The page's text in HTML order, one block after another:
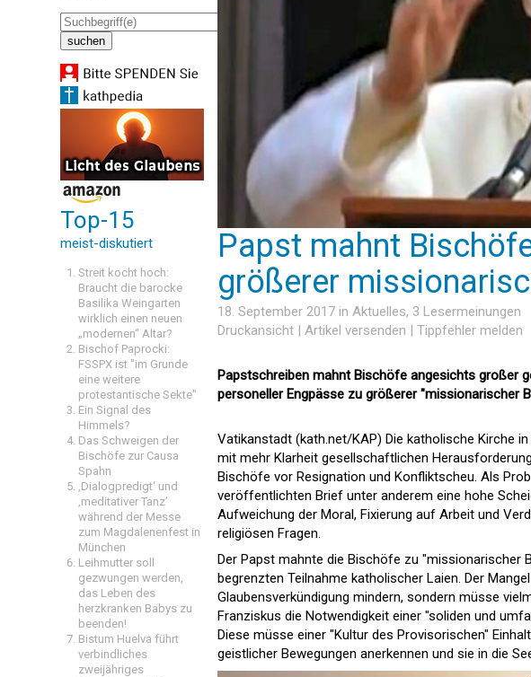
Top-15
meist-diskutiert
Streit kocht hoch:
Braucht die barocke
Basilika Weingarten
wirklich einen neuen
„modernen“ Altar?
Bischof Paprocki:
FSSPX ist "im Grunde
eine weitere
protestantische Sekte"
Ein Signal des
Himmels?
Das Schweigen der
Bischöfe zur Causa
Spahn
‚Dialogpredigt‘ und
‚meditativer Tanz’
während der Messe
zum Magdalenenfest in
München
Leihmutter soll
gezwungen werden,
das Leben des
herzkranken Babys zu
beenden!
Bistum Huelva führt
verbindliches
zweijähriges
Papst mahnt
größerer
18. September 2017 in Aktuelles, 3 Lesermeinungen
Druckansicht | Artikel versenden | Tippfehler melden
Papstschreiben mahnt Bischöfe angesichts großer
personeller Engpässe zu größerer "missionarischer
Vatikanstadt (kath.net/KAP) Die katholische Kirche
mit mehr Klarheit gesellschaftlichen
Bischöfe vor Resignation und Konfliktscheu. Als
veröffentlichten Brief unter anderem eine hohe
Aufweichung der Moral, Fixierung auf Arbeit und
religiösen Fragen.
Der Papst mahnte die Bischöfe zu "missionarischer
begrenzten Teilnahme katholischer Laien. Der
Glaubensverkündigung mindern, sondern müsse
Franziskus die Notwendigkeit einer "soliden und
Diese müsse einer "Kultur des Provisorischen"
geistlicher Bewegungen anerkennen und sie in die